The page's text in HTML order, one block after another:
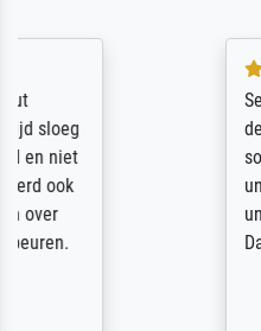
Sehr gute Qualität
des Rahmens!
sorgfältig und
unbeschadet bei
unser letzter